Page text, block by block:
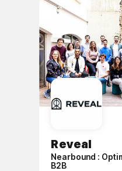
Reveal
Nearbound :
B2B